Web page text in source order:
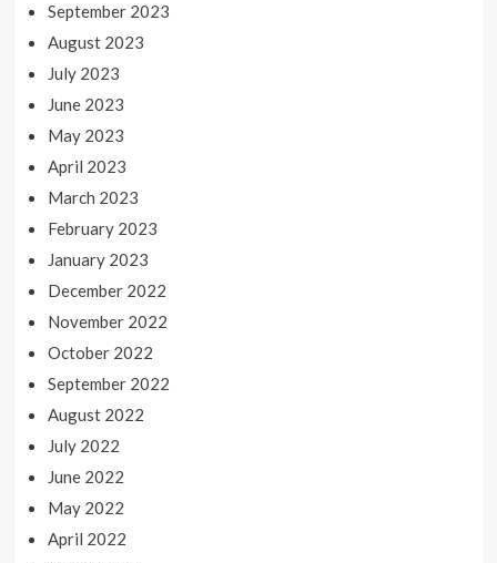
September 2023
August 2023
July 2023
June 2023
May 2023
April 2023
March 2023
February 2023
January 2023
December 2022
November 2022
October 2022
September 2022
August 2022
July 2022
June 2022
May 2022
April 2022